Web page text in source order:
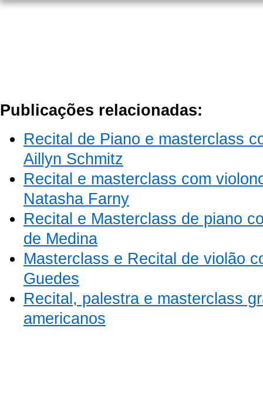
Publicações relacionadas:
Recital de Piano e masterclass
Aillyn Schmitz
Recital e masterclass com
Natasha Farny
Recital e Masterclass de piano
de Medina
Masterclass e Recital de violão
Guedes
Recital, palestra e masterclass
americanos